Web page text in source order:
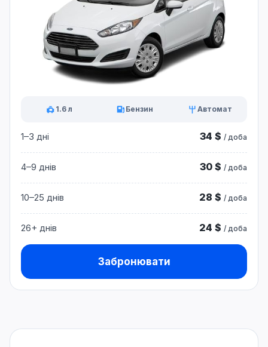
1.6 л Бензин Автомат
1–3 дні 34 $ / доба
4–9 днів 30 $ / доба
10–25 днів 28 $ / доба
26+ днів 24 $ / доба
Забронювати